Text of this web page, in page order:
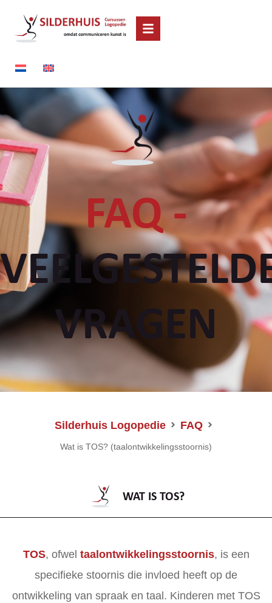
FAQ -
VRAGEN
Silderhuis Logopedie FAQ
Wat is TOS? (taalontwikkelingsstoornis)
WAT IS TOS?
TOS, ofwel taalontwikkelingsstoornis, is een
specifieke stoornis die invloed heeft op de
ontwikkeling van spraak en taal. Kinderen met TOS